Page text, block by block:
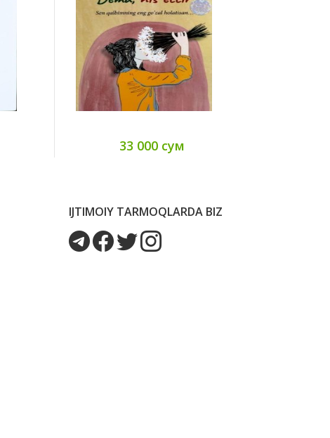
33 000 сум
IJTIMOIY TARMOQLARDA BIZ